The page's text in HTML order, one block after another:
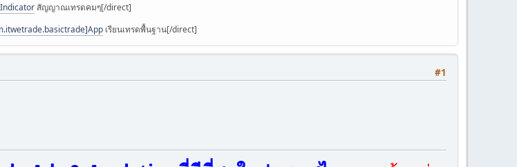
สัญญาณเทรดคมๆ[/direct]
เรียนเทรดพื้นฐาน[/direct]
#1